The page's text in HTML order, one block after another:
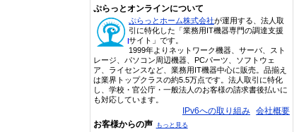
ぷらっとオンラインについて
ぷらっとホーム株式会社が運用する、法人取
引に特化した「業務用IT機器専門の調達支援
サイト」です。
1999年よりネットワーク機器、サーバ、スト
レージ、パソコン周辺機器、PCパーツ、ソフトウェ
ア、ライセンスなど、業務用IT機器中心に販売。品揃え
は業界トップクラスの約5.5万点です。法人取引に特化
し、学校・官公庁・一般法人のお客様の請求書後払いに
も対応しています。
IPv6への取り組み 会社概要
お客様からの声 もっと見る